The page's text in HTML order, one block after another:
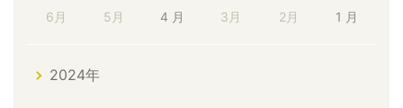
6月 5月 4 月 3月 2月 1 月
2024年